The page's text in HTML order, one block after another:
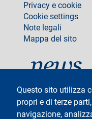
Questo sito utilizza
propri e di terze
navigazione,
Privacy e cookie
Cookie settings
Note legali
Mappa del sito
social